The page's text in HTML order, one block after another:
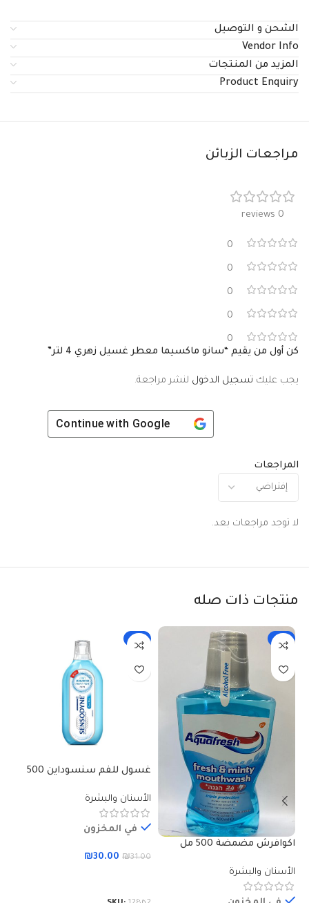
الشحن و التوصيل
Vendor Info
المزيد من المنتجات
Product Enquiry
مراجعات الزبائن
0 reviews
0
0
0
0
0
المراجعات
لا توجد مراجعات بعد.
كن أول من يقيم “سانو ماكسيما معطر غسيل زهري 4 لتر”
يجب عليك تسجيل الدخول لنشر مراجعة.
Continue with Google
منتجات ذات صله
-6%
اكوافرش مضمضة 500 مل
الأسنان والبشرة
غسول للفم سنسوداين 500
الأسنان والبشرة
في المخزون
₪31.00
₪30.00